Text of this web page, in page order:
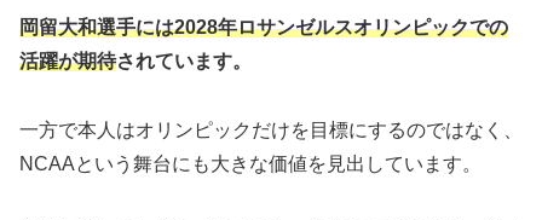
岡留大和選手には2028年ロサンゼルスオリンピックでの
活躍が期待されています。
一方で本人はオリンピックだけを目標にするのではなく、
NCAAという舞台にも大きな価値を見出しています。